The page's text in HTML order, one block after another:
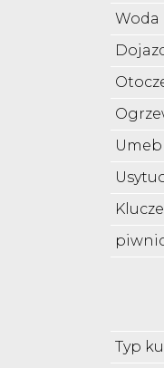
Woda
Klucze
Typ